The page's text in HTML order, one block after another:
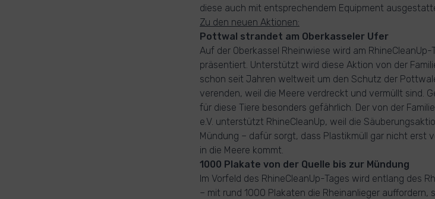
diese auch mit entsprechendem Equipment
Zu den neuen Aktionen:
Pottwal strandet am Oberkasseler Ufer
Auf der Oberkassel Rheinwiese wird am
präsentiert. Unterstützt wird diese Aktion von der
schon seit Jahren weltweit um den Schutz der
verenden, weil die Meere verdreckt und vermüllt sind.
für diese Tiere besonders gefährlich. Der von der
e.V. unterstützt RhineCleanUp, weil die
Mündung – dafür sorgt, dass Plastikmüll gar nicht erst
in die Meere kommt.
1000 Plakate von der Quelle bis zur Mündung
Im Vorfeld des RhineCleanUp-Tages wird entlang des
– mit rund 1000 Plakaten die Rheinanlieger auffordern,